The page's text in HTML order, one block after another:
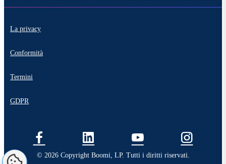
La privacy
Conformità
Termini
GDPR
© 2026 Copyright Boomi, LP. Tutti i diritti riservati.